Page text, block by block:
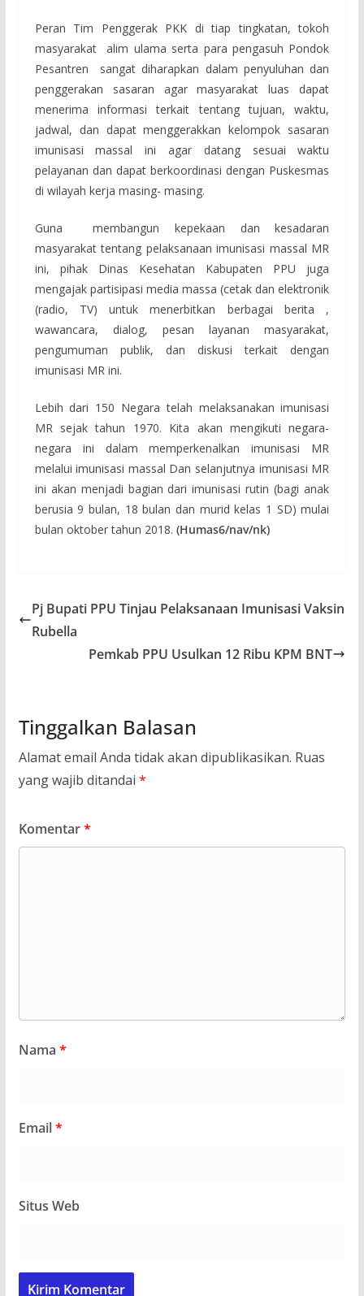
Peran Tim Penggerak PKK di tiap tingkatan, tokoh
masyarakat alim ulama serta para pengasuh Pondok
Pesantren sangat diharapkan dalam penyuluhan dan
penggerakan sasaran agar masyarakat luas dapat
menerima informasi terkait tentang tujuan, waktu,
jadwal, dan dapat menggerakkan kelompok sasaran
imunisasi massal ini agar datang sesuai waktu
pelayanan dan dapat berkoordinasi dengan Puskesmas
di wilayah kerja masing- masing.
Guna membangun kepekaan dan kesadaran
masyarakat tentang pelaksanaan imunisasi massal MR
ini, pihak Dinas Kesehatan Kabupaten PPU juga
mengajak partisipasi media massa (cetak dan elektronik
(radio, TV) untuk menerbitkan berbagai berita ,
wawancara, dialog, pesan layanan masyarakat,
pengumuman publik, dan diskusi terkait dengan
imunisasi MR ini.
Lebih dari 150 Negara telah melaksanakan imunisasi
MR sejak tahun 1970. Kita akan mengikuti negara-
negara ini dalam memperkenalkan imunisasi MR
melalui imunisasi massal Dan selanjutnya imunisasi MR
ini akan menjadi bagian dari imunisasi rutin (bagi anak
berusia 9 bulan, 18 bulan dan murid kelas 1 SD) mulai
bulan oktober tahun 2018. (Humas6/nav/nk)
Pj Bupati PPU Tinjau Pelaksanaan Imunisasi Vaksin
Rubella
Pemkab PPU Usulkan 12 Ribu KPM BNT
Tinggalkan Balasan
Alamat email Anda tidak akan dipublikasikan. Ruas
yang wajib ditandai *
Komentar*
Nama *
Email*
Situs Web